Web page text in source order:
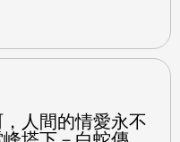
，人間的情愛永不